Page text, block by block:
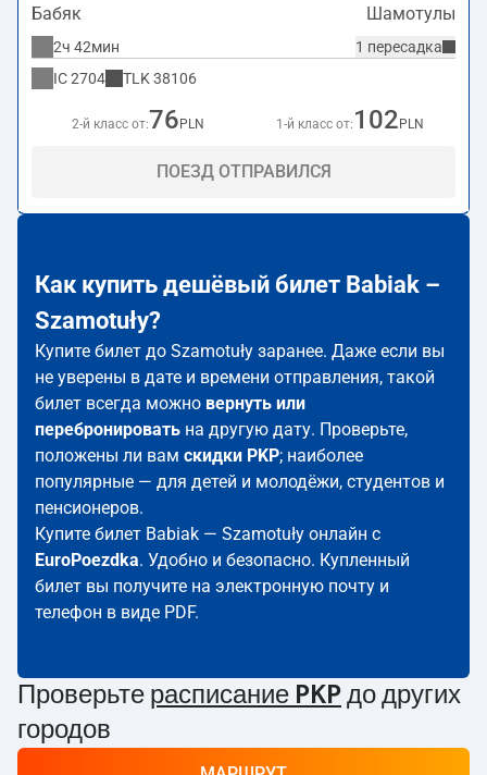
Бабяк Шамотулы
1 пересадка
2ч 42мин
IC2704 TLK 38106
2-й класс от:76 PLN 1-й класс от: 102 PLN
ПОЕЗД ОТПРАВИЛСЯ
Как купить дешёвый билет Babiak –
Szamotuły?
Купите билет до Szamotuły заранее. Даже если вы
не уверены в дате и времени отправления, такой
билет всегда можно вернуть или
перебронировать на другую дату. Проверьте,
положены ли вам скидки PKP; наиболее
популярные — для детей и молодёжи, студентов и
пенсионеров.
Купите билет Babiak — Szamotuły онлайн с
EuroPoezdka. Удобно и безопасно. Купленный
билет вы получите на электронную почту и
телефон в виде PDF.
Проверьте расписание PKP до других
городов